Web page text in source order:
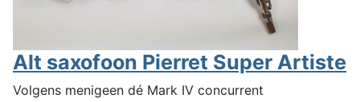
Alt saxofoon Pierret Super Artiste
Volgens menigeen dé Mark IV concurrent